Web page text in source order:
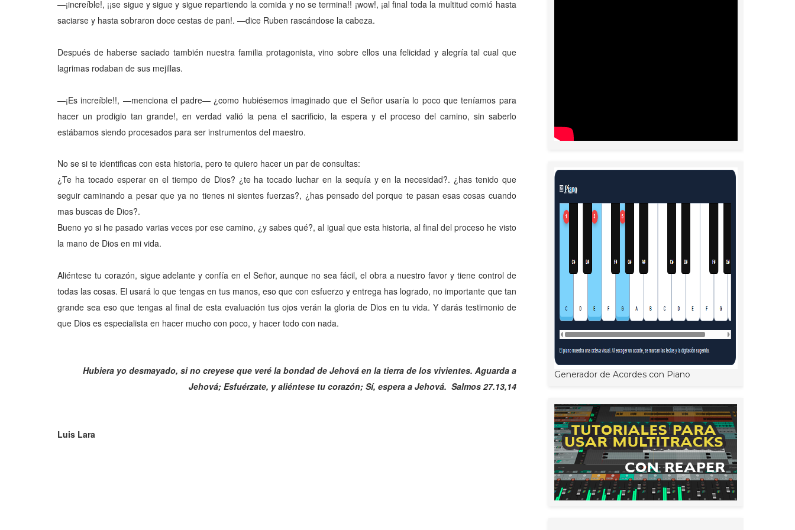
—¡increíble!, ¡¡se sigue y sigue y sigue repartiendo la comida y no se termina!! ¡wow!, ¡al final toda la multitud comió hasta
saciarse y hasta sobraron doce cestas de pan!. —dice Ruben rascándose la cabeza.
Después de haberse saciado también nuestra familia protagonista, vino sobre ellos una felicidad y alegría tal cual que
lagrimas rodaban de sus mejillas.
—¡Es increíble!!, —menciona el padre— ¿como hubiésemos imaginado que el Señor usaría lo poco que teníamos para
hacer un prodigio tan grande!, en verdad valió la pena el sacrificio, la espera y el proceso del camino, sin saberlo
estábamos siendo procesados para ser instrumentos del maestro.
No se si te identificas con esta historia, pero te quiero hacer un par de consultas:
¿Te ha tocado esperar en el tiempo de Dios? ¿te ha tocado luchar en la sequía y en la necesidad?. ¿has tenido que
seguir caminando a pesar que ya no tienes ni sientes fuerzas?, ¿has pensado del porque te pasan esas cosas cuando
mas buscas de Dios?.
Bueno yo si he pasado varias veces por ese camino, ¿y sabes qué?, al igual que esta historia, al final del proceso he visto
la mano de Dios en mi vida.
Aliéntese tu corazón, sigue adelante y confía en el Señor, aunque no sea fácil, el obra a nuestro favor y tiene control de
todas las cosas. El usará lo que tengas en tus manos, eso que con esfuerzo y entrega has logrado, no importante que tan
grande sea eso que tengas al final de esta evaluación tus ojos verán la gloria de Dios en tu vida. Y darás testimonio de
que Dios es especialista en hacer mucho con poco, y hacer todo con nada.
Hubiera yo desmayado, si no creyese que veré la bondad de Jehová en la tierra de los vivientes. Aguarda a
Jehová; Esfuérzate, y aliéntese tu corazón; Sí, espera a Jehová. Salmos 27.13,14
Luis Lara
Generador de Acordes con Piano